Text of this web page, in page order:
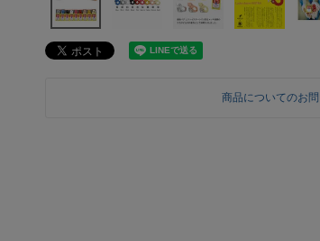
商品についてのお